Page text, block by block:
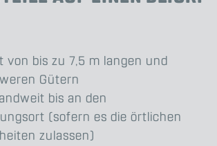
von bis zu 7,5 m langen und
Gütern
bis an den
(sofern es die örtlichen
zulassen)